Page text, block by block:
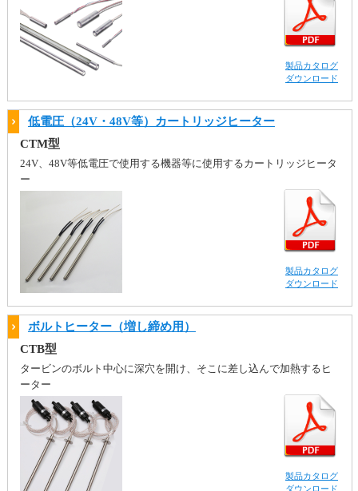
製品カタログ
ダウンロード
低電圧（24V・48V等）カートリッジヒーター
CTM型
24V、48V等低電圧で使用する機器等に使用するカートリッジヒータ
ー
製品カタログ
ダウンロード
ボルトヒーター（増し締め用）
CTB型
タービンのボルト中心に深穴を開け、そこに差し込んで加熱するヒ
ーター
製品カタログ
ダウンロード